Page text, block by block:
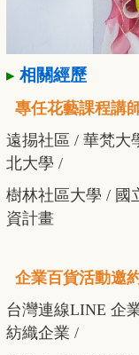
▸ 相關經歷
專任花藝課程講
遠掦社區 / 華梵大
北大學 /
樹林社區大學 / 國
資計畫
企業百貨活動邀
台灣連線LINE 企
紡織企業 /